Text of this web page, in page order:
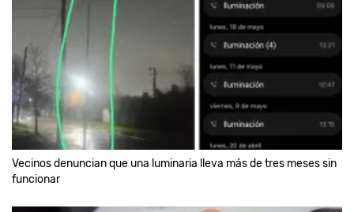
Vecinos denuncian que una luminaria lleva más de tres meses sin
funcionar